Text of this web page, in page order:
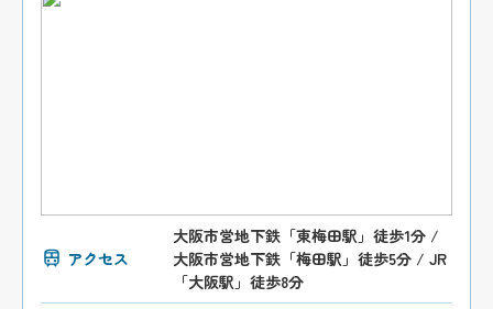
アクセス
大阪市営地下鉄「東梅田駅」徒歩1分 /
大阪市営地下鉄「梅田駅」徒歩5分 / JR
「大阪駅」徒歩8分